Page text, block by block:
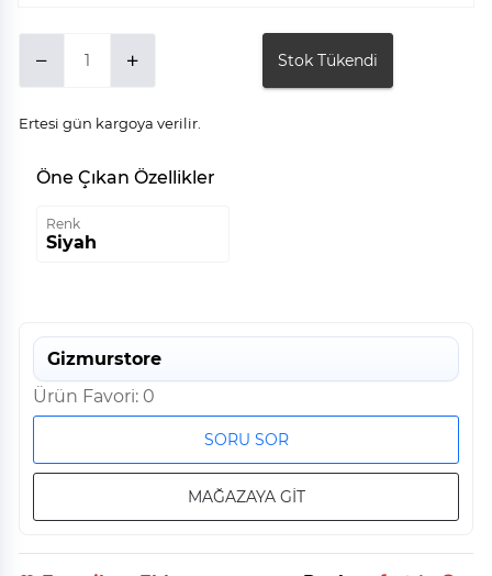
Stok Tükendi
Ertesi gün kargoya verilir.
Öne Çıkan Özellikler
Renk
Siyah
Gizmurstore
Ürün Favori: 0
SORU SOR
MAĞAZAYA GİT